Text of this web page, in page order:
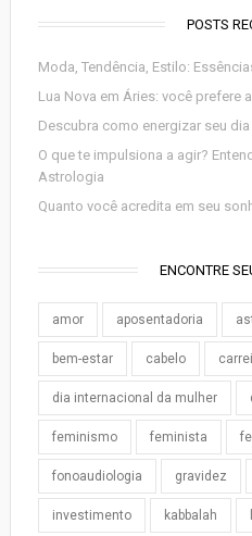
POSTS
Moda, Tendência, Estilo:
Lua Nova em Áries: você prefere
Descubra como energizar seu dia
O que te impulsiona a agir?
Astrologia
Quanto você acredita em seu
ENCONTRE
amor aposentadoria
bem-estar cabelo
dia internacional da mulher
feminismo feminista
fonoaudiologia gravidez
investimento kabbalah